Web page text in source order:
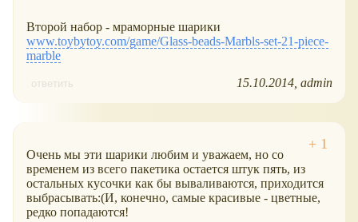
Второй набор - мраморные шарики
www.toybytoy.com/game/Glass-beads-Marbls-set-21-piece-
marble
ответить 15.10.2014 admin
Очень мы эти шарики любим и уважаем, но со
временем из всего пакетика остается штук пять, из
остальных кусочки как бы вываливаются, приходится
выбрасывать:(И, конечно, самые красивые - цветные,
редко попадаются!